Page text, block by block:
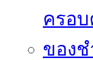
ครอ
ของ